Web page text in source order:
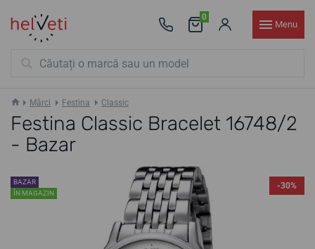
0
Menu
Mărci Festina Classic
Festina Classic Bracelet 16748/2
- Bazar
BAZAR
ÎN MAGAZIN
-30%